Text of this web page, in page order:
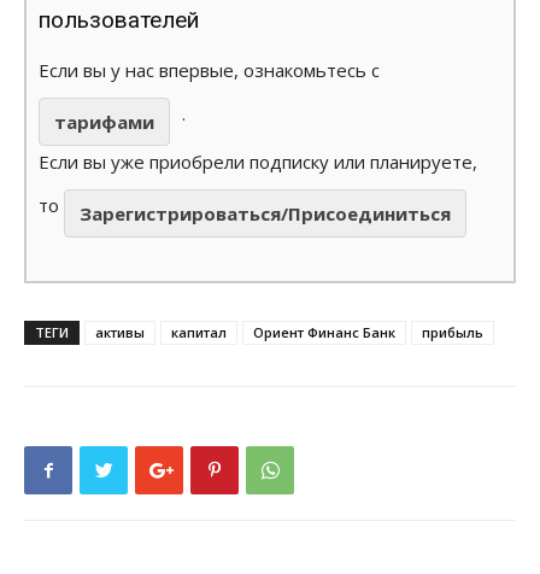
пользователей
Если вы у нас впервые, ознакомьтесь с
тарифами
.
Если вы уже приобрели подписку или планируете,
то
Зарегистрироваться/Присоединиться
ТЕГИ активы капитал Ориент Финанс Банк прибыль